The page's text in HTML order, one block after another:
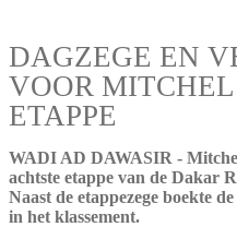
DAGZEGE EN
VOOR
ETAPPE
WADI AD DAWASIR -
achtste etappe van de Dakar
Naast de etappezege boekte
in het klassement.